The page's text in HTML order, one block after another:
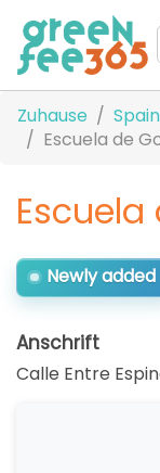
Zuhause Spain
Escuela de
Escuela
Newly added
Anschrift
Calle Entre